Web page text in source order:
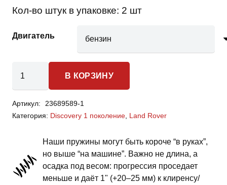
Кол-во штук в упаковке: 2 шт
Двигатель
товара
Rover
Discovery
поколение
пружины
В КОРЗИНУ
Артикул:
23689589-1
Категория: Discovery 1 поколение Land Rover
Наши пружины могут быть короче “в руках”,
но выше “на машине”. Важно не длина, а
осадка под весом: прогрессия проседает
меньше и даёт 1" (+20–25 мм) к клиренсу/